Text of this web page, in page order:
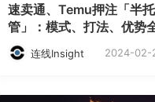
速卖通、Temu押注「半托
管」：模式、打法、优势
连线Insight 2024-02-